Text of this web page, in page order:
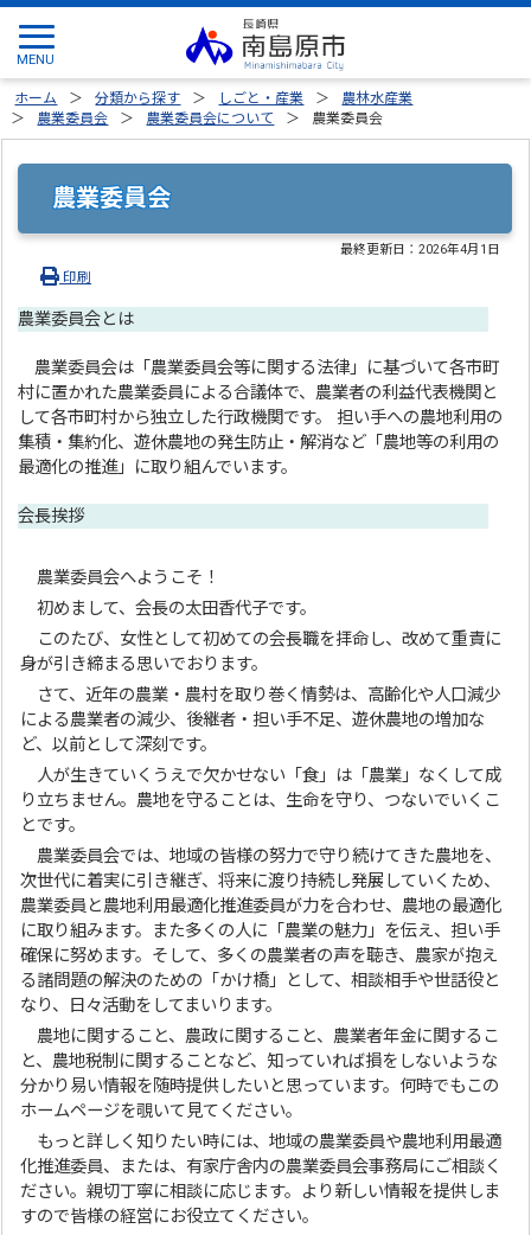
ホーム 分類から探す しごと・産業
農林水産業
農業委員会
農業委員会について 農業委員会
農業委員会
最終更新日：2026年4月1日
印刷
農業委員会とは
農業委員会は「農業委員会等に関する法律」に基づいて各市町
村に置かれた農業委員による合議体で、農業者の利益代表機関と
して各市町村から独立した行政機関です。 担い手への農地利用の
集積・集約化、遊休農地の発生防止・解消など「農地等の利用の
最適化の推進」に取り組んでいます。
会長挨拶
農業委員会へようこそ！
初めまして、会長の太田香代子です。
このたび、女性として初めての会長職を拝命し、改めて重責に
身が引き締まる思いでおります。
さて、近年の農業・農村を取り巻く情勢は、高齢化や人口減少
による農業者の減少、後継者・担い手不足、遊休農地の増加な
ど、以前として深刻です。
人が生きていくうえで欠かせない「食」は「農業」なくして成
り立ちません。農地を守ることは、生命を守り、つないでいくこ
とです。
農業委員会では、地域の皆様の努力で守り続けてきた農地を、
次世代に着実に引き継ぎ、将来に渡り持続し発展していくため、
農業委員と農地利用最適化推進委員が力を合わせ、農地の最適化
に取り組みます。また多くの人に「農業の魅力」を伝え、担い手
確保に努めます。そして、多くの農業者の声を聴き、農家が抱え
る諸問題の解決のための「かけ橋」として、相談相手や世話役と
なり、日々活動をしてまいります。
農地に関すること、農政に関すること、農業者年金に関するこ
と、農地税制に関することなど、知っていれば損をしないような
分かり易い情報を随時提供したいと思っています。何時でもこの
ホームページを覗いて見てください。
もっと詳しく知りたい時には、地域の農業委員や農地利用最適
化推進委員、または、有家庁舎内の農業委員会事務局にご相談く
ださい。親切丁寧に相談に応じます。より新しい情報を提供しま
すので皆様の経営にお役立てください。